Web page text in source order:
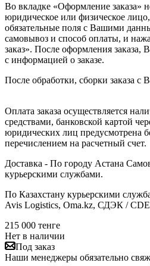
Во вкладке «Оформление заказа»
юридическое или физическое
обязательные поля с Вашими
самовывоз и способ оплаты, и
заказ». После оформления заказа,
с информацией о заказе.
После обработки, сборки заказа с
Оплата заказа осуществляется
средствами, банковской картой
юридических лиц предусмотрена
перечислением на расчетный счет.
Доставка - По городу Астана
курьерскими службами.
По Казахстану курьерскими
Avis Logistics, Oma.kz, СДЭК /
215 000 тенге
Нет в наличии
Под заказ
Наши менеджеры обязательно